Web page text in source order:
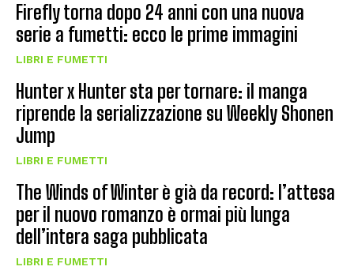
Firefly torna dopo 24 anni con una nuova
serie a fumetti: ecco le prime immagini
LIBRI E FUMETTI
Hunter x Hunter sta per tornare: il manga
riprende la serializzazione su Weekly Shonen
Jump
LIBRI E FUMETTI
The Winds of Winter è già da record: l’attesa
per il nuovo romanzo è ormai più lunga
dell’intera saga pubblicata
LIBRI E FUMETTI